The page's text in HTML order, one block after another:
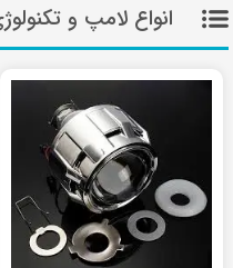
انواع لامپ و